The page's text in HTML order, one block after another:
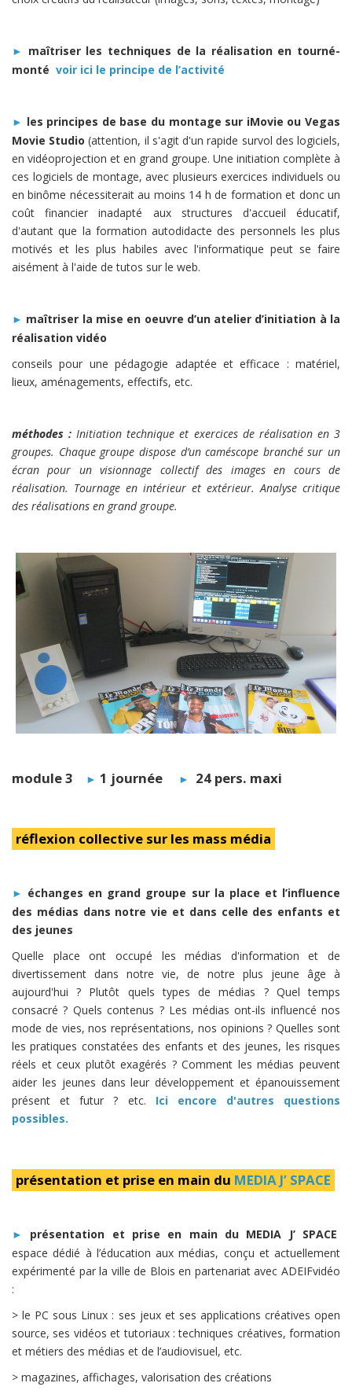
►
maîtriser les techniques de la réalisation en tourné-
monté voir ici le principe de l’activité
► les principes de base du montage sur iMovie ou Vegas
Movie Studio(attention, il s'agit d'un rapide survol des logiciels,
en vidéoprojection et en grand groupe. Une initiation complète à
ces logiciels de montage, avec plusieurs exercices individuels ou
en binôme nécessiterait au moins 14 h de formation et donc un
coût financier inadapté aux structures d'accueil éducatif,
d'autant que la formation autodidacte des personnels les plus
motivés et les plus habiles avec l'informatique peut se faire
aisément à l'aide de tutos sur le web.
► maîtriser la mise en oeuvre d’un atelier d’initiation à la
réalisation vidéo
conseils pour une pédagogie adaptée et efficace : matériel,
lieux, aménagements, effectifs, etc.
méthodes : Initiation technique et exercices de réalisation en 3
groupes. Chaque groupe dispose d’un caméscope branché sur un
écran pour un visionnage collectif des images en cours de
réalisation. Tournage en intérieur et extérieur. Analyse critique
des réalisations en grand groupe.
module 3 ► 1 journée ► 24 pers. maxi
réflexion collective sur les mass média
►
échanges en grand groupe sur la place et l’influence
des médias dans notre vie et dans celle des enfants et
des jeunes
Quelle place ont occupé les médias d'information et de
divertissement dans notre vie, de notre plus jeune âge à
aujourd'hui ? Plutôt quels types de médias ? Quel temps
consacré ? Quels contenus ? Les médias ont-ils influencé nos
mode de vies, nos représentations, nos opinions ? Quelles sont
les pratiques constatées des enfants et des jeunes, les risques
réels et ceux plutôt exagérés ? Comment les médias peuvent
aider les jeunes dans leur développement et épanouissement
présent et futur ? etc. Ici encore d'autres questions
possibles.
présentation et prise en main du MEDIA J’ SPACE
►
présentation et prise en main du MEDIA J’ SPACE
espace dédié à l’éducation aux médias, conçu et actuellement
expérimenté par la ville de Blois en partenariat avec ADEIFvidéo
:
> le PC sous Linux : ses jeux et ses applications créatives open
source, ses vidéos et tutoriaux : techniques créatives, formation
et métiers des médias et de l’audiovisuel, etc.
> magazines, affichages, valorisation des créations